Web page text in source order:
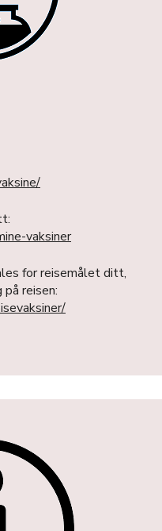
vaksiner
for reisemålet ditt,
reisen: